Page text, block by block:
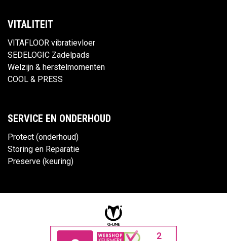
VITALITEIT
VITAFLOOR vibratievloer
SEDELOGIC Zadelpads
Welzijn & herstelmomenten
COOL & PRESS
SERVICE EN ONDERHOUD
Protect (onderhoud)
Storing en Reparatie
Preserve (keuring)